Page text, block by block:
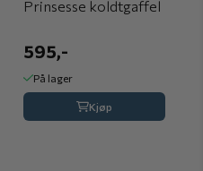
Prinsesse koldtgaffel
595,-
På lager
Kjøp